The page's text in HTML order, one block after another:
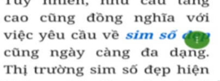
loại sim giảm giá, sim số đẹp giá rẻ này về bán lại cho
những người không tìm được loại sim giảm giá này để có
Chính vì thế tại sao chúng ta lại không săn lùng sim giảm
giá sim số đẹp giá rẻ này để đầu tư sinh lãi thỏa sức niềm
đam mê sim số đẹp
Cách đây nhiều năm về trước khi dịch vụ mua bán trực tuyến